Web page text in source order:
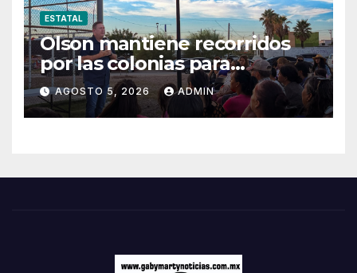
ESTATAL
Olson mantiene recorridos
por las colonias para
escuchar a las familias
AGOSTO 5, 2026 ADMIN